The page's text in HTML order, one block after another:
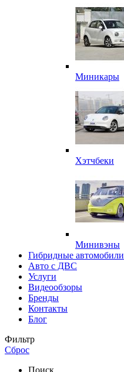
Миникары
Хэтчбеки
Минивэны
Гибридные автомобили
Авто с ДВС
Услуги
Видеообзоры
Бренды
Контакты
Блог
Фильтр
Сброс